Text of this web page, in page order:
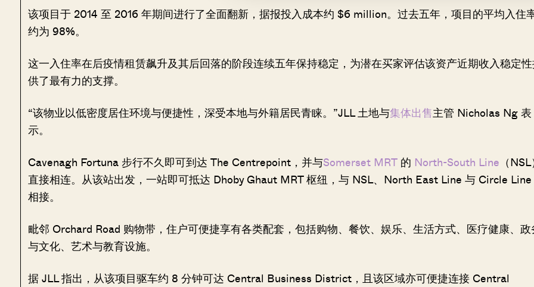
该项目于 2014 至 2016 年期间进行了全面翻新，据报投入成本约 $6 million。过去五年，项目的平均入住
约为 98%。
这一入住率在后疫情租赁飙升及其后回落的阶段连续五年保持稳定，为潜在买家评估该资产近期收入稳定
供了最有力的支撑。
“该物业以低密度居住环境与便捷性，深受本地与外籍居民青睐。”JLL 土地与集体出售主管 Nicholas Ng 表
示。
Cavenagh Fortuna 步行不久即可到达 The Centrepoint，并与Somerset MRT的 North-South Line （
直接相连。从该站出发，一站即可抵达 Dhoby Ghaut MRT 枢纽，与 NSL、North East Line 与 Circle Line
相接。
毗邻 Orchard Road 购物带，住户可便捷享有各类配套，包括购物、餐饮、娱乐、生活方式、医疗健康、政
与文化、艺术与教育设施。
据 JLL 指出，从该项目驱车约 8 分钟可达 Central Business District，且该区域亦可便捷连接 Central